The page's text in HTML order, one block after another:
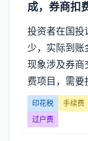
成，券商扣
投资者在国投
少，实际到
现象涉及券商
费项目，需要
印花税 手续费
过户费